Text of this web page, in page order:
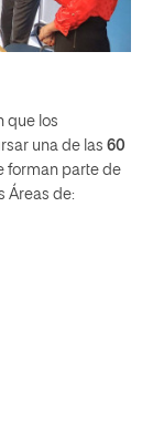
que los
una de las 60
forman parte de
Áreas de: